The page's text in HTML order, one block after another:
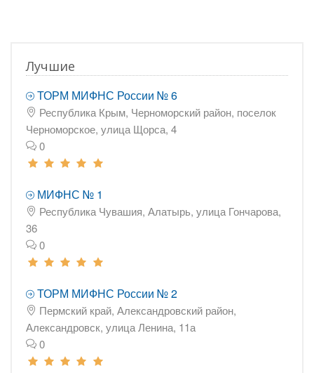
Лучшие
ТОРМ МИФНС России № 6
Республика Крым, Черноморский район, поселок
Черноморское, улица Щорса, 4
0
МИФНС № 1
Республика Чувашия, Алатырь, улица Гончарова,
36
0
ТОРМ МИФНС России № 2
Пермский край, Александровский район,
Александровск, улица Ленина, 11а
0